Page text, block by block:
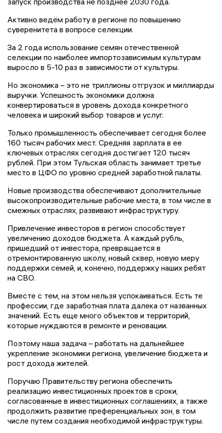
Активно ведём работу в регионе по повышению
суверенитета в вопросе селекции.
За 2 года использование семян отечественной
селекции по наиболее импортозависимым культурам
выросло в 5-10 раз в зависимости от культуры.
Но экономика – это не триллионы отгрузок и миллиарды
выручки. Успешность экономики должна
конвертироваться в уровень дохода конкретного
человека и широкий выбор товаров и услуг.
Только промышленность обеспечивает сегодня более
160 тысяч рабочих мест. Средняя зарплата в ее
ключевых отраслях сегодня достигает 120 тысяч
рублей. При этом Тульская область занимает третье
место в ЦФО по уровню средней заработной палаты.
Новые производства обеспечивают дополнительные
высокопроизводительные рабочие места, в том числе в
смежных отраслях, развивают инфраструктуру.
Привлечение инвесторов в регион способствует
увеличению доходов бюджета. А каждый рубль,
пришедший от инвестора, превращается в
отремонтированную школу, новый сквер, новую меру
поддержки семей, и, конечно, поддержку наших ребят
на СВО.
Вместе с тем, на этом нельзя успокаиваться. Есть те
профессии, где заработная плата далека от названных
значений. Есть еще много объектов и территорий,
которые нуждаются в ремонте и реновации.
Поэтому наша задача – работать на дальнейшее
укрепление экономики региона, увеличение бюджета и
рост дохода жителей.
Поручаю Правительству региона обеспечить
реализацию инвестиционных проектов в сроки,
согласованные в инвестиционных соглашениях, а также
продолжить развитие преференциальных зон, в том
числе путем создания необходимой инфраструктуры.